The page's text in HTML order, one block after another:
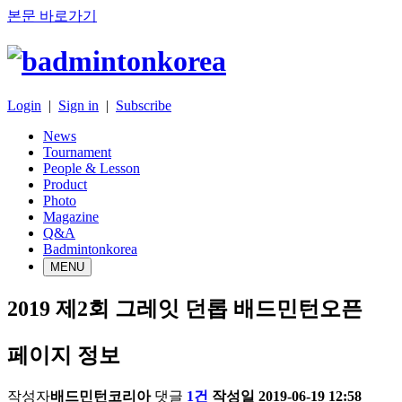
본문 바로가기
Login | Sign in | Subscribe
News
Tournament
People & Lesson
Product
Photo
Magazine
Q&A
Badmintonkorea
MENU
2019 제2회 그레잇 던롭 배드민턴오픈
페이지 정보
작성자배드민턴코리아 댓글 1건 작성일 2019-06-19 12:58